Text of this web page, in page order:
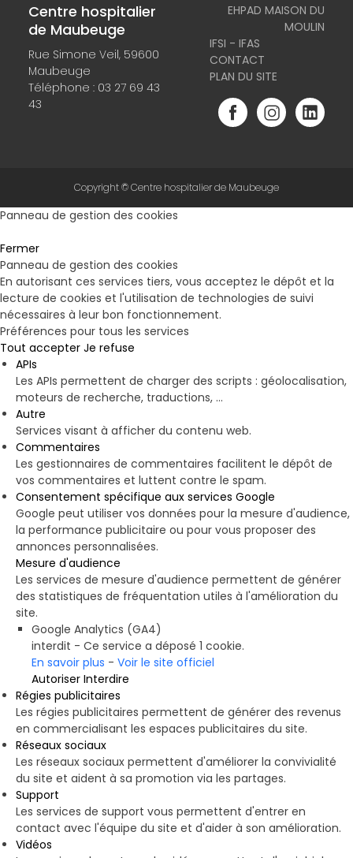
Centre hospitalier
de Maubeuge
Rue Simone Veil, 59600
Maubeuge
Téléphone : 03 27 69 43
43
EHPAD MAISON DU
MOULIN
IFSI - IFAS
CONTACT
PLAN DU SITE
Copyright © Centre hospitalier de Maubeuge
Panneau de gestion des cookies
Fermer
Panneau de gestion des cookies
En autorisant ces services tiers, vous acceptez le dépôt et la
lecture de cookies et l'utilisation de technologies de suivi
nécessaires à leur bon fonctionnement.
Préférences pour tous les services
Tout accepter Je refuse
APIs
Les APIs permettent de charger des scripts : géolocalisation,
moteurs de recherche, traductions, ...
Autre
Services visant à afficher du contenu web.
Commentaires
Les gestionnaires de commentaires facilitent le dépôt de
vos commentaires et luttent contre le spam.
Consentement spécifique aux services Google
Google peut utiliser vos données pour la mesure d'audience,
la performance publicitaire ou pour vous proposer des
annonces personnalisées.
Mesure d'audience
Les services de mesure d'audience permettent de générer
des statistiques de fréquentation utiles à l'amélioration du
site.
Google Analytics (GA4)
interdit - Ce service a déposé 1 cookie.
En savoir plus - Voir le site officiel
Autoriser Interdire
Régies publicitaires
Les régies publicitaires permettent de générer des revenus
en commercialisant les espaces publicitaires du site.
Réseaux sociaux
Les réseaux sociaux permettent d'améliorer la convivialité
du site et aident à sa promotion via les partages.
Support
Les services de support vous permettent d'entrer en
contact avec l'équipe du site et d'aider à son amélioration.
Vidéos